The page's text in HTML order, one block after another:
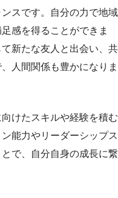
スです。自分の力で地域
感を得ることができま
新たな友人と出会い、共
人間関係も豊かになりま
けたスキルや経験を積む
能力やリーダーシップス
で、自分自身の成長に繋